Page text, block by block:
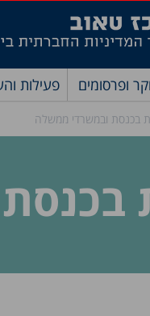
ופרסומים פעילות
בכנסת ובמשרדי ממשלה